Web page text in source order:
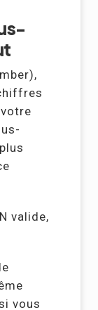
valide,
vous